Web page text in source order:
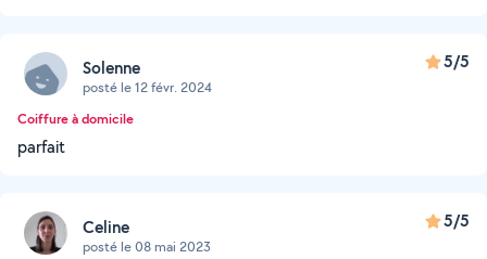
Solenne
posté le 12 févr. 2024
5/5
Coiffure à domicile
parfait
Celine
posté le 08 mai 2023
5/5